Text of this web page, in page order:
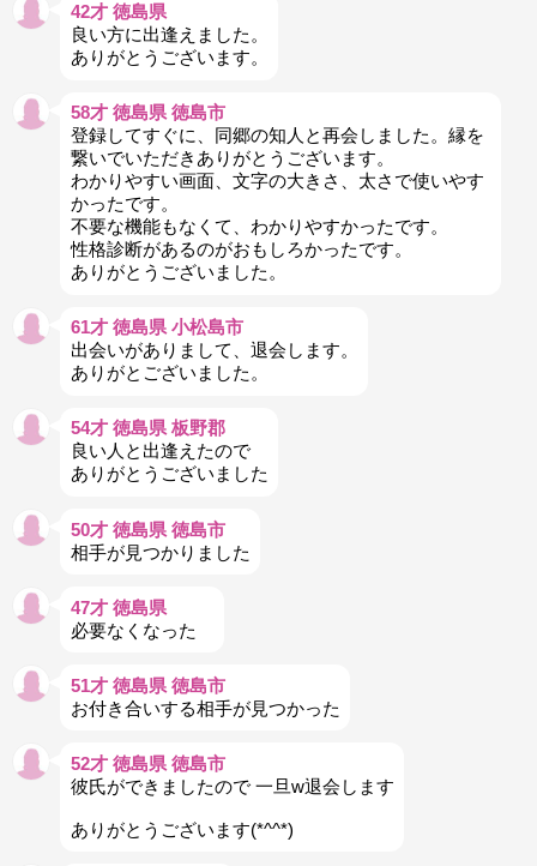
42才 徳島県
良い方に出逢えました。
ありがとうございます。
58才 徳島県 徳島市
登録してすぐに、同郷の知人と再会しました。縁を
繋いでいただきありがとうございます。
わかりやすい画面、文字の大きさ、太さで使いやす
かったです。
不要な機能もなくて、わかりやすかったです。
性格診断があるのがおもしろかったです。
ありがとうございました。
61才 徳島県 小松島市
出会いがありまして、退会します。
ありがとございました。
54才 徳島県 板野郡
良い人と出逢えたので
ありがとうございました
50才 徳島県 徳島市
相手が見つかりました
47才 徳島県
必要なくなった
51才 徳島県 徳島市
お付き合いする相手が見つかった
52才 徳島県 徳島市
彼氏ができましたので 一旦w退会します
ありがとうございます(*^^*)